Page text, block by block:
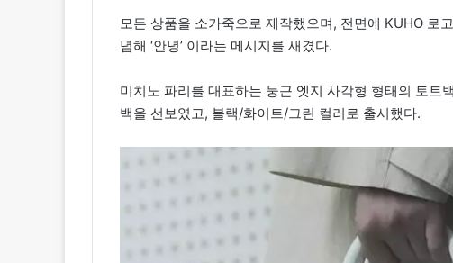
모든 상품을 소가죽으로 제작했으며, 전면에 KUHO 로
념해 ‘안녕’ 이라는 메시지를 새겼다.
미치노 파리를 대표하는 둥근 엣지 사각형 형태의 토트
백을 선보였고, 블랙/화이트/그린 컬러로 출시했다.